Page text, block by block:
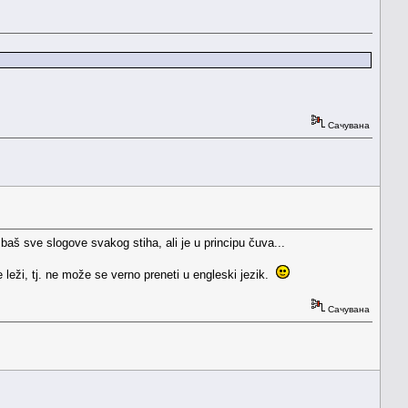
Сачувана
sve slogove svakog stiha, ali je u principu čuva...
tj. ne može se verno preneti u engleski jezik.
Сачувана